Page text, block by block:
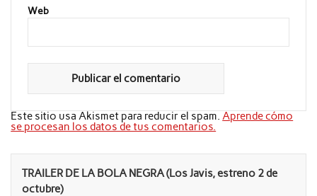
Web
Este sitio usa Akismet para reducir el spam.Aprende cómo
se procesan los datos de tus comentarios.
TRAILER DE LA BOLA NEGRA (Los Javis, estreno 2 de
octubre)